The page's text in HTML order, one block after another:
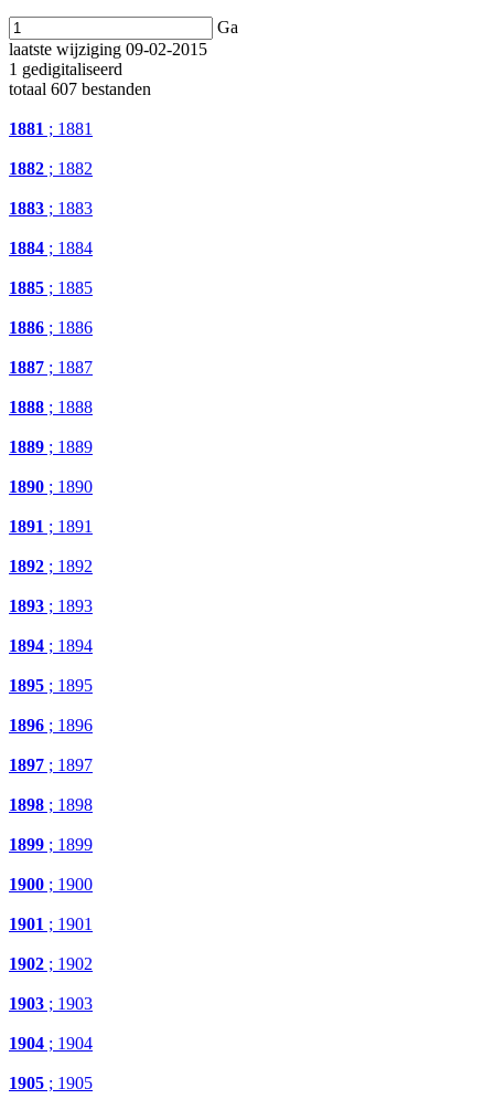
Ga
laatste wijziging 09-02-2015
1 gedigitaliseerd
totaal 607 bestanden
1881 ; 1881
1882 ; 1882
1883 ; 1883
1884 ; 1884
1885 ; 1885
1886 ; 1886
1887 ; 1887
1888 ; 1888
1889 ; 1889
1890 ; 1890
1891 ; 1891
1892 ; 1892
1893 ; 1893
1894 ; 1894
1895 ; 1895
1896 ; 1896
1897 ; 1897
1898 ; 1898
1899 ; 1899
1900 ; 1900
1901 ; 1901
1902 ; 1902
1903 ; 1903
1904 ; 1904
1905 ; 1905